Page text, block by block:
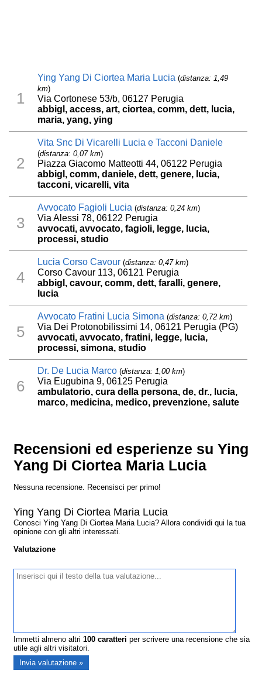
1
Ying Yang Di Ciortea Maria Lucia (distanza: 1,49
km)
Via Cortonese 53/b, 06127 Perugia
abbigl, access, art, ciortea, comm, dett, lucia,
maria, yang, ying
2
Vita Snc Di Vicarelli Lucia e Tacconi Daniele
(distanza: 0,07 km)
Piazza Giacomo Matteotti 44, 06122 Perugia
abbigl, comm, daniele, dett, genere, lucia,
tacconi, vicarelli, vita
3
Avvocato Fagioli Lucia (distanza: 0,24 km)
Via Alessi 78, 06122 Perugia
avvocati, avvocato, fagioli, legge, lucia,
processi, studio
4
Lucia Corso Cavour (distanza: 0,47 km)
Corso Cavour 113, 06121 Perugia
abbigl, cavour, comm, dett, faralli, genere,
lucia
5
Avvocato Fratini Lucia Simona (distanza: 0,72 km)
Via Dei Protonobilissimi 14, 06121 Perugia (PG)
avvocati, avvocato, fratini, legge, lucia,
processi, simona, studio
6
Dr. De Lucia Marco (distanza: 1,00 km)
Via Eugubina 9, 06125 Perugia
ambulatorio, cura della persona, de, dr., lucia,
marco, medicina, medico, prevenzione, salute
Recensioni ed esperienze su Ying
Yang Di Ciortea Maria Lucia
Nessuna recensione. Recensisci per primo!
Ying Yang Di Ciortea Maria Lucia
Conosci Ying Yang Di Ciortea Maria Lucia? Allora condividi qui la tua
opinione con gli altri interessati.
Valutazione
Immetti almeno altri100 caratteri per scrivere una recensione che sia
utile agli altri visitatori.